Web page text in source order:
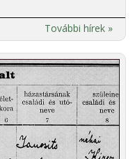
További hírek »